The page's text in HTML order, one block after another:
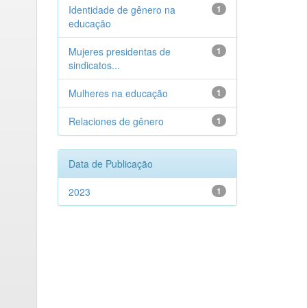
1
Identidade de gênero na
educação
1
Mujeres presidentas de
sindicatos...
1
Mulheres na educação
1
Relaciones de gênero
Data de Publicação
1
2023